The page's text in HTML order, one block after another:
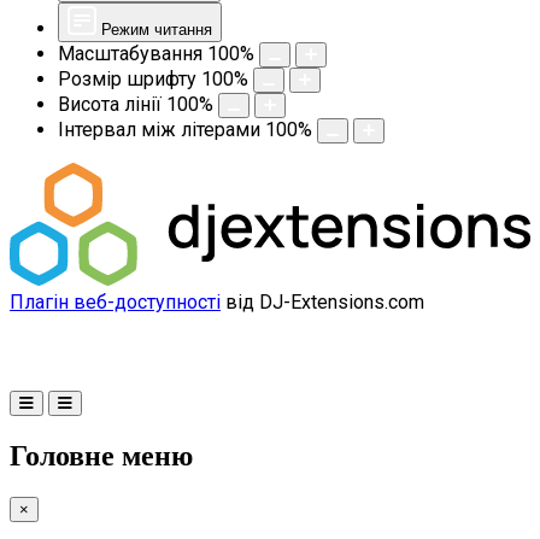
Режим читання
Масштабування 100%
Розмір шрифту 100%
Висота лінії 100%
Інтервал між літерами 100%
Плагін веб-доступності від DJ-Extensions.com
Головне меню
×